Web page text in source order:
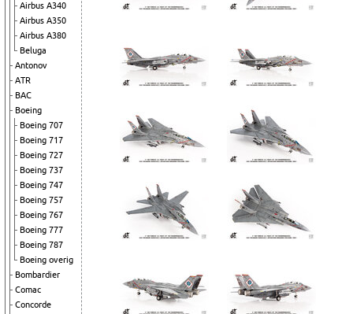
Airbus A340
Airbus A350
Airbus A380
Beluga
Antonov
ATR
BAC
Boeing
Boeing 707
Boeing 717
Boeing 727
Boeing 737
Boeing 747
Boeing 757
Boeing 767
Boeing 777
Boeing 787
Boeing overig
Bombardier
Comac
Concorde